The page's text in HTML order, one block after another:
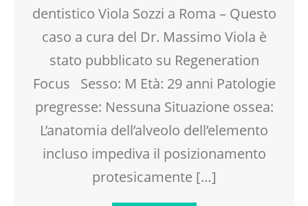
dentistico Viola Sozzi a Roma – Questo
caso a cura del Dr. Massimo Viola è
stato pubblicato su Regeneration
Focus Sesso: M Età: 29 anni Patologie
pregresse: Nessuna Situazione ossea:
L’anatomia dell’alveolo dell’elemento
incluso impediva il posizionamento
protesicamente […]